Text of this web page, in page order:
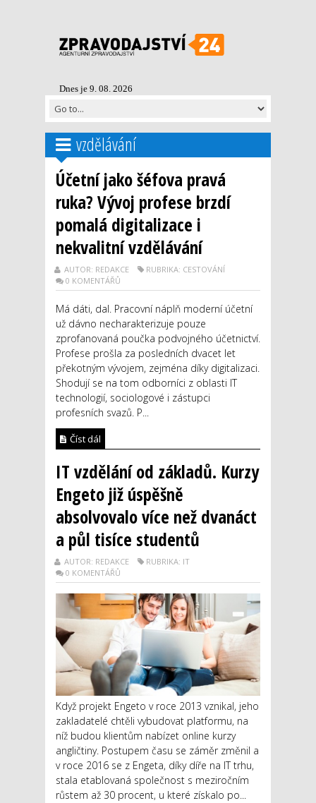
Dnes je 9. 08. 2026
vzdělávání
Účetní jako šéfova pravá
ruka? Vývoj profese brzdí
pomalá digitalizace i
nekvalitní vzdělávání
AUTOR: REDAKCE
RUBRIKA: CESTOVÁNÍ
0 KOMENTÁŘŮ
Má dáti, dal. Pracovní náplň moderní účetní
už dávno necharakterizuje pouze
zprofanovaná poučka podvojného účetnictví.
Profese prošla za posledních dvacet let
překotným vývojem, zejména díky digitalizaci.
Shodují se na tom odborníci z oblasti IT
technologií, sociologové i zástupci
profesních svazů. P...
Číst dál
IT vzdělání od základů. Kurzy
Engeto již úspěšně
absolvovalo více než dvanáct
a půl tisíce studentů
AUTOR: REDAKCE
RUBRIKA: IT
0 KOMENTÁŘŮ
Když projekt Engeto v roce 2013 vznikal, jeho
zakladatelé chtěli vybudovat platformu, na
níž budou klientům nabízet online kurzy
angličtiny. Postupem času se záměr změnil a
v roce 2016 se z Engeta, díky díře na IT trhu,
stala etablovaná společnost s meziročním
růstem až 30 procent, u které získalo po...